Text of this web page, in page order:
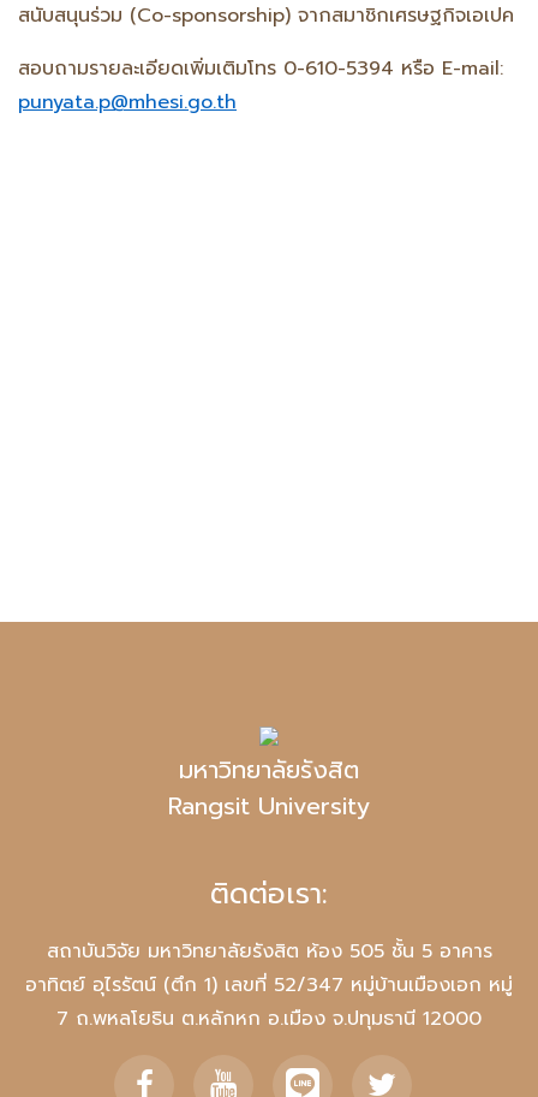
สนับสนุนร่วม (Co-sponsorship) จากสมาชิกเศรษฐกิจเอเปค
สอบถามรายละเอียดเพิ่มเติมโทร 0-610-5394 หรือ E-mail:
punyata.p@mhesi.go.th
มหาวิทยาลัยรังสิต
Rangsit University
ติดต่อเรา:
สถาบันวิจัย มหาวิทยาลัยรังสิต ห้อง 505 ชั้น 5 อาคาร
อาทิตย์ อุไรรัตน์ (ตึก 1) เลขที่ 52/347 หมู่บ้านเมืองเอก หมู่
7 ถ.พหลโยธิน ต.หลักหก อ.เมือง จ.ปทุมธานี 12000